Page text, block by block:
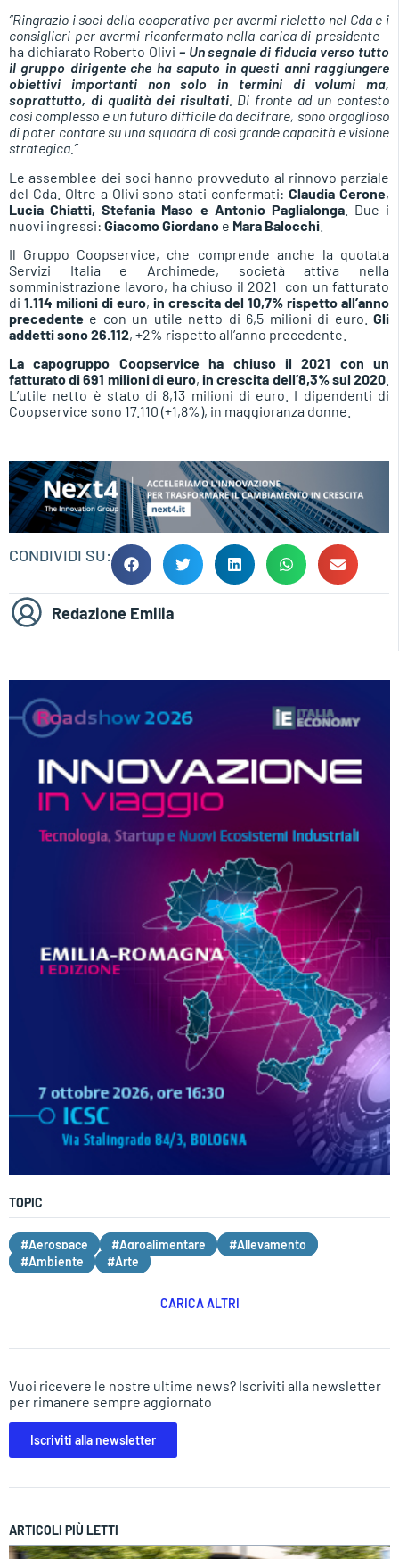
“Ringrazio i soci della cooperativa per avermi rieletto nel Cda e i
consiglieri per avermi riconfermato nella carica di presidente –
ha dichiarato Roberto Olivi – Un segnale di fiducia verso tutto
il gruppo dirigente che ha saputo in questi anni raggiungere
obiettivi importanti non solo in termini di volumi ma,
soprattutto, di qualità dei risultati. Di fronte ad un contesto
così complesso e un futuro difficile da decifrare, sono orgoglioso
di poter contare su una squadra di così grande capacità e visione
strategica.”
Le assemblee dei soci hanno provveduto al rinnovo parziale
del Cda. Oltre a Olivi sono stati confermati:Claudia Cerone,
Lucia Chiatti, Stefania Maso e Antonio Paglialonga. Due i
nuovi ingressi: Giacomo Giordano e Mara Balocchi
Il Gruppo Coopservice, che comprende anche la quotata
Servizi Italia e Archimede, società attiva nella
somministrazione lavoro, ha chiuso il 2021 con un fatturato
di 1.114 milioni di euro, in crescita del 10,7% rispetto all’anno
precedente e con un utile netto di 6,5 milioni di euro. Gli
addetti sono 26.112, +2% rispetto all’anno precedente.
La capogruppo Coopservice ha chiuso il 2021 con un
fatturato di 691 milioni di euro,in crescita dell’8,3% sul 2020
L’utile netto è stato di 8,13 milioni di euro. I dipendenti di
Coopservice sono 17.110 (+1,8%), in maggioranza donne.
CONDIVIDI SU:
Redazione Emilia
TOPIC
#Aerospace #Agroalimentare
#Allevamento
#Ambiente
#Arte
CARICA ALTRI
Vuoi ricevere le nostre ultime news? Iscriviti alla newsletter
per rimanere sempre aggiornato
Iscriviti alla newsletter
ARTICOLI PIÙ LETTI